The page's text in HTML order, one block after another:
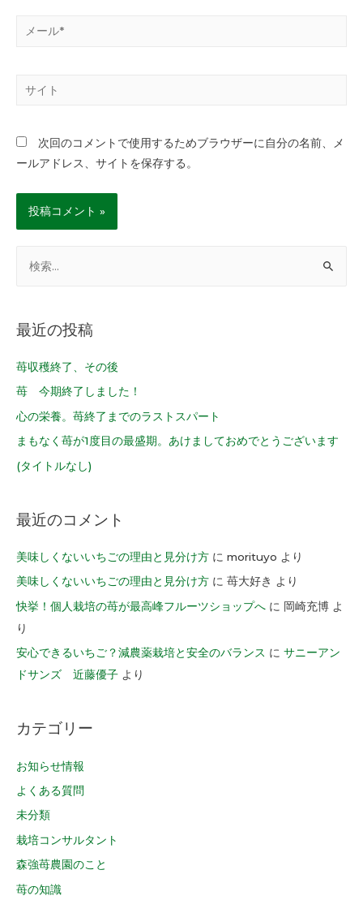
次回のコメントで使用するためブラウザーに自分の名前、メ
ールアドレス、サイトを保存する。
最近の投稿
苺収穫終了、その後
苺 今期終了しました！
心の栄養。苺終了までのラストスパート
まもなく苺が1度目の最盛期。あけましておめでとうございます
(タイトルなし)
最近のコメント
美味しくないいちごの理由と見分け方 に morituyo より
美味しくないいちごの理由と見分け方 に 苺大好き より
快挙！個人栽培の苺が最高峰フルーツショップへ に 岡崎充博 よ
り
安心できるいちご？減農薬栽培と安全のバランス に サニーアン
ドサンズ 近藤優子 より
カテゴリー
お知らせ情報
よくある質問
未分類
栽培コンサルタント
森強苺農園のこと
苺の知識